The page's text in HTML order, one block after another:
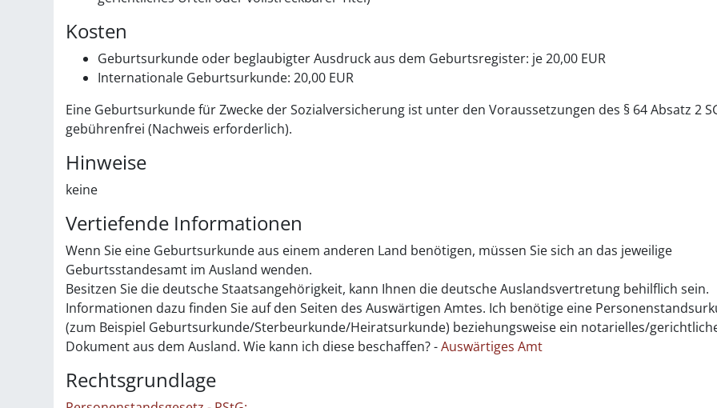
Kosten
Geburtsurkunde oder beglaubigter Ausdruck aus dem Geburtsregister: je 20,00 EUR
Internationale Geburtsurkunde: 20,00 EUR
Eine Geburtsurkunde für Zwecke der Sozialversicherung ist unter den Voraussetzungen des § 64 Absatz 2
gebührenfrei (Nachweis erforderlich).
Hinweise
keine
Vertiefende Informationen
Wenn Sie eine Geburtsurkunde aus einem anderen Land benötigen, müssen Sie sich an das jeweilige
Geburtsstandesamt im Ausland wenden.
Besitzen Sie die deutsche Staatsangehörigkeit, kann Ihnen die deutsche Auslandsvertretung behilflich sein.
Informationen dazu finden Sie auf den Seiten des Auswärtigen Amtes. Ich benötige eine
(zum Beispiel Geburtsurkunde/Sterbeurkunde/Heiratsurkunde) beziehungsweise ein notarielles/
Dokument aus dem Ausland. Wie kann ich diese beschaffen? -Auswärtiges Amt
Rechtsgrundlage